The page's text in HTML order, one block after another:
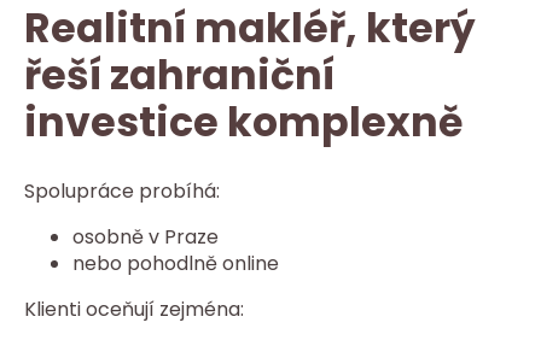
Realitní makléř, který
řeší zahraniční
investice komplexně
Spolupráce probíhá:
osobně v Praze
nebo pohodlně online
Klienti oceňují zejména: